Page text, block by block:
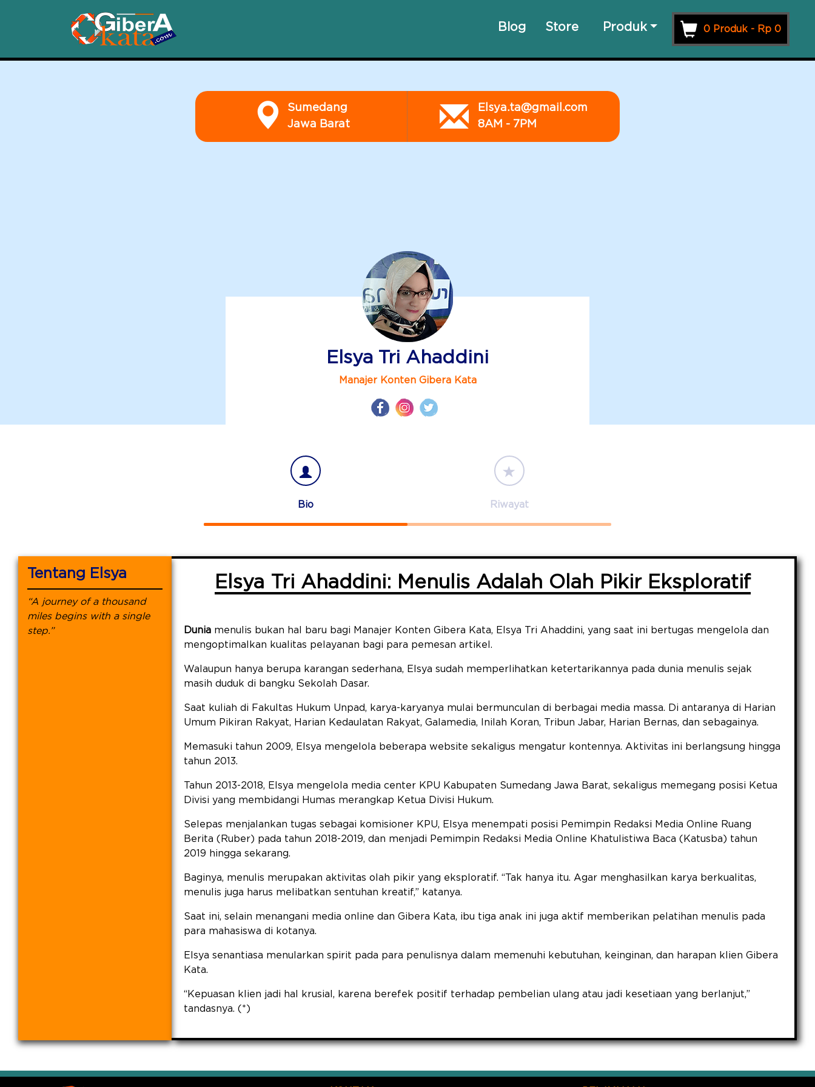
Blog Store Produk 0 Produk - Rp 0
Sumedang
Jawa Barat
Elsya.ta@gmail.com
8AM - 7PM
Elsya Tri Ahaddini
Manajer Konten Gibera Kata
Bio Riwayat
Tentang Elsya
“A journey of a thousand
miles begins with a single
step.”
Elsya Tri Ahaddini: Menulis Adalah Olah Pikir Eksploratif
Duniamenulis bukan hal baru bagi Manajer Konten Gibera Kata, Elsya Tri Ahaddini, yang saat ini bertugas mengelola dan
mengoptimalkan kualitas pelayanan bagi para pemesan artikel.
Walaupun hanya berupa karangan sederhana, Elsya sudah memperlihatkan ketertarikannya pada dunia menulis sejak
masih duduk di bangku Sekolah Dasar.
Saat kuliah di Fakultas Hukum Unpad, karya-karyanya mulai bermunculan di berbagai media massa. Di antaranya di Harian
Umum Pikiran Rakyat, Harian Kedaulatan Rakyat, Galamedia, Inilah Koran, Tribun Jabar, Harian Bernas, dan sebagainya.
Memasuki tahun 2009, Elsya mengelola beberapa website sekaligus mengatur kontennya. Aktivitas ini berlangsung hingga
tahun 2013.
Tahun 2013-2018, Elsya mengelola media center KPU Kabupaten Sumedang Jawa Barat, sekaligus memegang posisi Ketua
Divisi yang membidangi Humas merangkap Ketua Divisi Hukum.
Selepas menjalankan tugas sebagai komisioner KPU, Elsya menempati posisi Pemimpin Redaksi Media Online Ruang
Berita (Ruber) pada tahun 2018-2019, dan menjadi Pemimpin Redaksi Media Online Khatulistiwa Baca (Katusba) tahun
2019 hingga sekarang.
Baginya, menulis merupakan aktivitas olah pikir yang eksploratif. “Tak hanya itu. Agar menghasilkan karya berkualitas,
menulis juga harus melibatkan sentuhan kreatif,” katanya.
Saat ini, selain menangani media online dan Gibera Kata, ibu tiga anak ini juga aktif memberikan pelatihan menulis pada
para mahasiswa di kotanya.
Elsya senantiasa menularkan spirit pada para penulisnya dalam memenuhi kebutuhan, keinginan, dan harapan klien Gibera
Kata.
“Kepuasan klien jadi hal krusial, karena berefek positif terhadap pembelian ulang atau jadi kesetiaan yang berlanjut,”
tandasnya. (*)